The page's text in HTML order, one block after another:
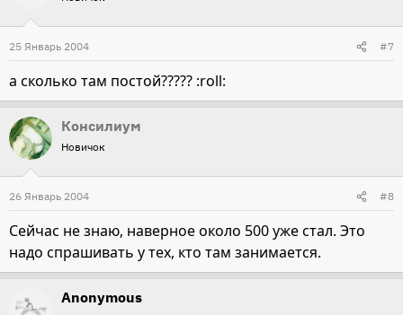
25 Январь 2004 #7
а сколько там постой????? :roll:
Консилиум
Новичок
26 Январь 2004 #8
Сейчас не знаю, наверное около 500 уже стал. Это
надо спрашивать у тех, кто там занимается.
Anonymous